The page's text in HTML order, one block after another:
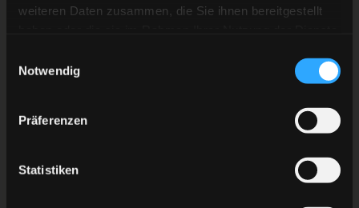
weiteren Daten zusammen, die Sie ihnen bereitgestellt
Notwendig
Präferenzen
Statistiken
Im Stehplatz und Sitzplatz-Bereich erhalten Schüler, Studenten, Auszubildende,
Berufsschüler:innen (jeweils bis 27 Jahre), Bundesfreiwilligendienstleistende, FSJler:innen,